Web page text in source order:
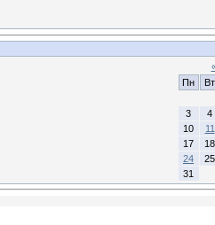
Пн
Вт
3
4
10
11
17
18
24
25
31